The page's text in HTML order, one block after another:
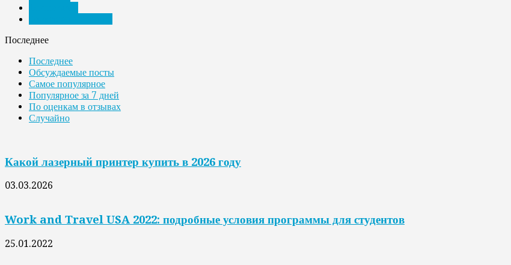
Последнее
Последнее
Обсуждаемые посты
Самое популярное
Популярное за 7 дней
По оценкам в отзывах
Случайно
Какой лазерный принтер купить в 2026 году
03.03.2026
Work and Travel USA 2022: подробные условия программы для студентов
25.01.2022